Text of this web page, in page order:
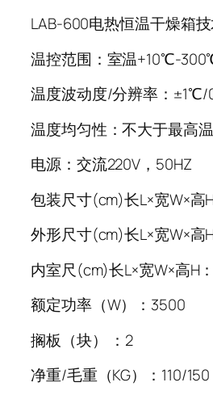
LAB-600电热恒温干燥箱技
温控范围：室温+10℃-
温度波动度/分辨率：±1℃/
温度均匀性：不大于最高
电源：交流220V，50HZ
包装尺寸(cm)长L×宽W×高
外形尺寸(cm)长L×宽W×高
内室尺(cm)长L×宽W×高H
额定功率（W）：3500
搁板（块） ：2
净重/毛重（KG）：110/150